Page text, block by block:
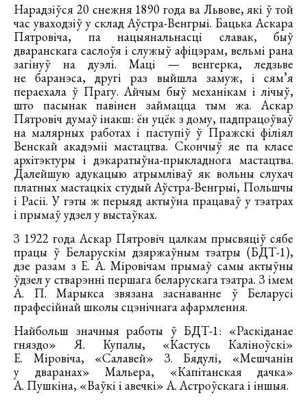
Нарадзіўся 20 снежня 1890 года ва Львове, які ў той
час уваходзіў у склад Аўстра-Венгрыі. Бацька Аскара
Пятровіча, па нацыянальнасці славак, быў
дваранскага саслоўя і служыў афіцэрам, вельмі рана
загінуў на дуэлі. Маці — венгерка, ледзьве
не баранэса, другі раз выйшла замуж, і сям’я
пераехала ў Прагу. Айчым быў механікам і лічыў,
што пасынак павінен займацца тым жа. Аскар
Пятровіч думаў інакш: ён уцёк з дому, падпрацоўваў
на малярных работах і паступіў ў Пражскі філіял
Венскай акадэміі мастацтва. Скончыў яе па класе
архітэктуры і дэкаратыўна-прыкладнога мастацтва.
Далейшую адукацыю атрымліваў як вольны слухач
платных мастацкіх студый Аўстра-Венгрыі, Польшчы
і Расіі. У гэты ж перыяд актыўна працаваў у тэатрах
і прымаў удзел у выстаўках.
З 1922 года Аскар Пятровіч цалкам прысвяціў сябе
працы ў Беларускім дзяржаўным тэатры (БДТ-1),
дзе разам з Е. А. Міровічам прымаў самы актыўны
ўдзел у стварэнні першага беларускага тэатра. З імем
А. П. Марыкса звязана заснаванне ў Беларусі
прафесійнай школы сцэнічнага афармлення.
Найбольш значныя работы ў БДТ-1: «Раскіданае
гняздо» Я. Купалы, «Кастусь Каліноўскі»
Е. Міровіча, «Салавей» З. Бядулі, «Мешчанін
у дваранах» Мальера, «Капітанская дачка»
А. Пушкіна, «Ваўкі і авечкі» А. Астроўскага і іншыя.